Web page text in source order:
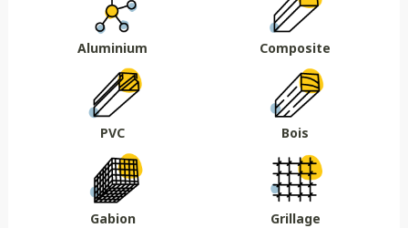
Aluminium Composite
PVC Bois
Gabion Grillage
Essences de bois
Coloris au choix
DMC 301
DMC 303 B
DMC 304
DMC 305
Barrière acoustique
Tour piscine
Couvertine